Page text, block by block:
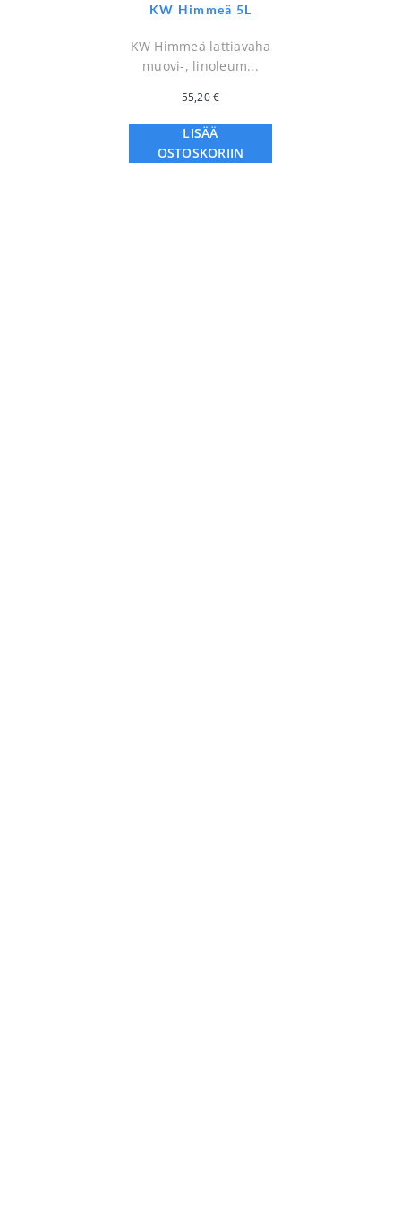
KW Himmeä 5L
KW Himmeä lattiavaha
muovi-, linoleum...
55,20€
LISÄÄ
OSTOSKORIIN